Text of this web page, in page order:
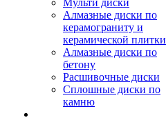
Мульти диски
Алмазные диски по
керамограниту и
керамической плитки
Алмазные диски по
бетону
Расшивочные диски
Сплошные диски по
камню